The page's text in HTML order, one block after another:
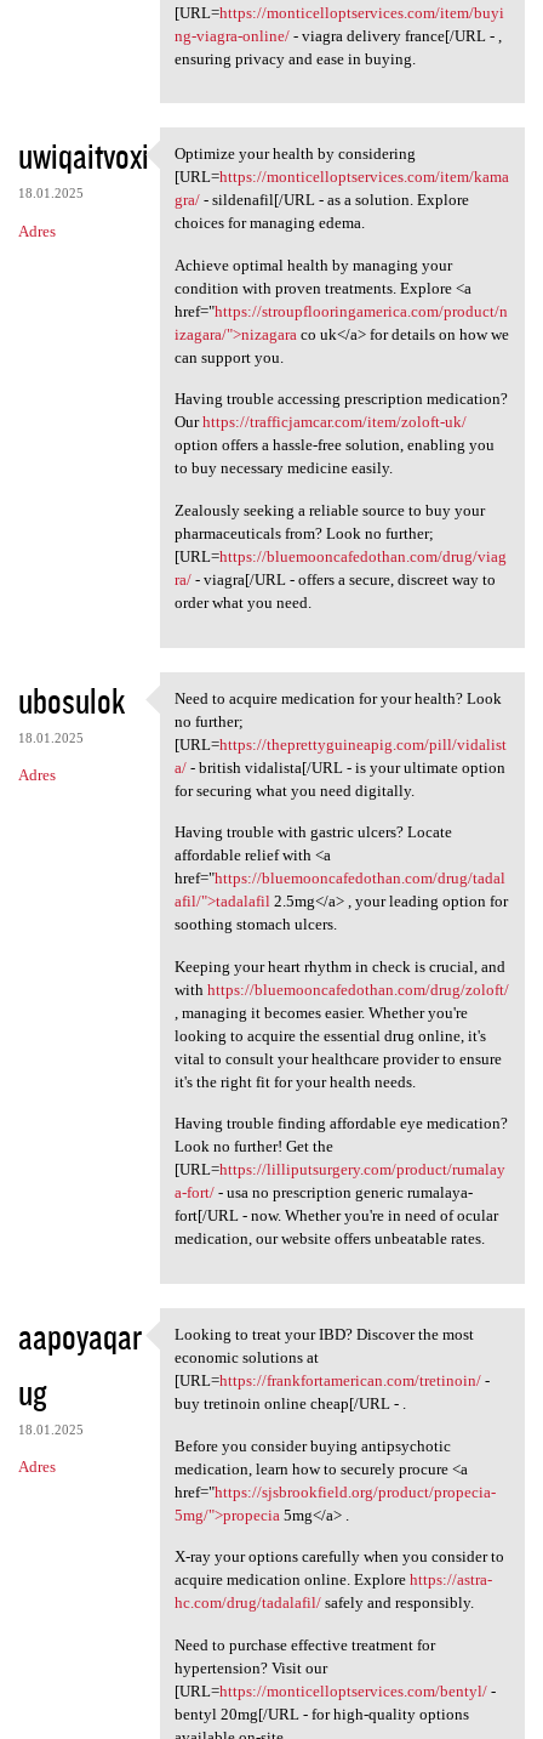
[URL=https://monticelloptservices.com/item/buyi
ng-viagra-online/- viagra delivery france[/URL - ,
ensuring privacy and ease in buying.
uwiqaitvoxi
18.01.2025
Adres
Optimize your health by
Optimize your health by considering
[URL=https://monticelloptservices.com/item/kama
gra/- sildenafil[/URL - as a solution. Explore
choices for managing edema.
Achieve optimal health by managing your
condition with proven treatments. Explore <a
href="https://stroupflooringamerica.com/product/n
izagara/">nizagara co uk</a> for details on how we
can support you.
Having trouble accessing prescription medication?
Ourhttps://trafficjamcar.com/item/zoloft-uk/
option offers a hassle-free solution, enabling you
to buy necessary medicine easily.
Zealously seeking a reliable source to buy your
pharmaceuticals from? Look no further;
[URL=https://bluemooncafedothan.com/drug/viag
ra/- viagra[/URL - offers a secure, discreet way to
order what you need.
ubosulok
18.01.2025
Adres
Need to acquire medication
Need to acquire medication for your health? Look
no further;
[URL=https://theprettyguineapig.com/pill/vidalist
a/- british vidalista[/URL - is your ultimate option
for securing what you need digitally.
Having trouble with gastric ulcers? Locate
affordable relief with <a
href="https://bluemooncafedothan.com/drug/tadal
afil/">tadalafil2.5mg</a> , your leading option for
soothing stomach ulcers.
Keeping your heart rhythm in check is crucial, and
with https://bluemooncafedothan.com/drug/zoloft/
, managing it becomes easier. Whether you're
looking to acquire the essential drug online, it's
vital to consult your healthcare provider to ensure
it's the right fit for your health needs.
Having trouble finding affordable eye medication?
Look no further! Get the
[URL=https://lilliputsurgery.com/product/rumalay
a-fort/- usa no prescription generic rumalaya-
fort[/URL - now. Whether you're in need of ocular
medication, our website offers unbeatable rates.
aapoyaqar
ug
18.01.2025
Adres
Looking to treat your IBD?
Looking to treat your IBD? Discover the most
economic solutions at
[URL=https://frankfortamerican.com/tretinoin/-
buy tretinoin online cheap[/URL - .
Before you consider buying antipsychotic
medication, learn how to securely procure <a
href="https://sjsbrookfield.org/product/propecia-
5mg/">propecia 5mg</a> .
X-ray your options carefully when you consider to
acquire medication online. Explore https://astra-
hc.com/drug/tadalafil/safely and responsibly.
Need to purchase effective treatment for
hypertension? Visit our
[URL=https://monticelloptservices.com/bentyl/-
bentyl 20mg[/URL - for high-quality options